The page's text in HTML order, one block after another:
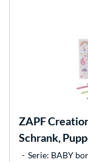
ZAPF
Schrank,
Serie: BABY